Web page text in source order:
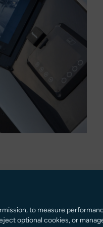
flybridge offrant
et un bain de
table, son bain de
to measure
optional cookies, or